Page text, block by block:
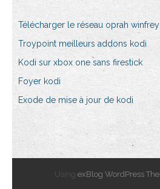
Télécharger le réseau oprah winfrey
Troypoint meilleurs addons kodi
Kodi sur xbox one sans firestick
Foyer kodi
Exode de mise à jour de kodi
Using exBlog WordPress